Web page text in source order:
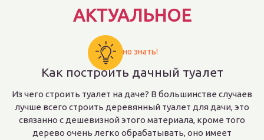
АКТУАЛЬНОЕ
Важно знать!
Как построить дачный туалет
Из чего строить туалет на даче? В большинстве случаев
лучше всего строить деревянный туалет для дачи, это
связанно с дешевизной этого материала, кроме того
дерево очень легко обрабатывать, оно имеет